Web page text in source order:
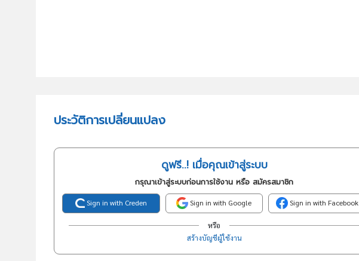
ประวัติการเปลี่ยนแปลง
ดูฟรี..! เมื่อคุณเข้าสู่ระบบ
กรุณาเข้าสู่ระบบก่อนการใช้งาน หรือ สมัครสมาชิก
Sign in with Creden Sign in with Google Sign in with Facebook
หรือ
สร้างบัญชีผู้ใช้งาน